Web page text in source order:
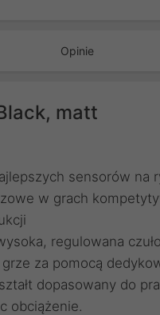
Opinie
matt
sensorów na
w grach
regulowana
za pomocą
dopasowany do
obciążenie.